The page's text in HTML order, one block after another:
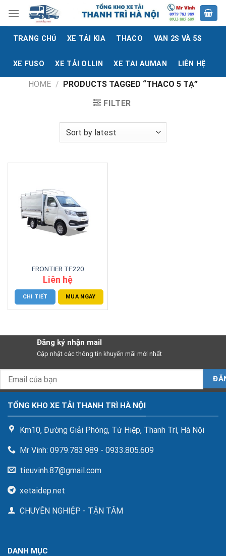
TRANG CHỦ XE TẢI KIA THACO VAN 2S VÀ 5S
XE FUSO XE TẢI OLLIN XE TAI AUMAN LIÊN HỆ
HOME /
PRODUCTS TAGGED “THACO 5 TẠ”
FILTER
FRONTIER TF220
Liên hệ
MUA NGAY
CHI TIẾT
Đăng ký nhận mail
Cập nhật các thông tin khuyến mãi mới nhất
TỔNG KHO XE TẢI THANH TRÌ HÀ NỘI
Km10, Đường Giải Phóng, Tứ Hiệp, Thanh Trì, Hà Nội
Mr Vinh: 0979.783.989 - 0933.805.609
tieuvinh.87@gmail.com
xetaidep.net
CHUYÊN NGHIỆP - TẬN TÂM
DANH MỤC